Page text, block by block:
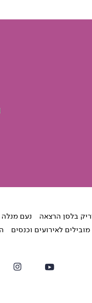
בלסן הרצאה נעם
לאירועים וכנסים